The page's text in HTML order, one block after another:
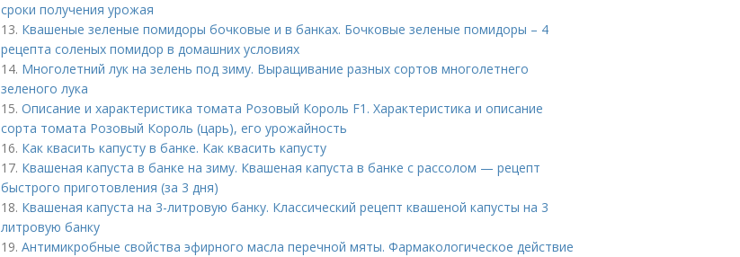
сроки получения урожая
13. Квашеные зеленые помидоры бочковые и в банках. Бочковые зеленые помидоры – 4
рецепта соленых помидор в домашних условиях
14. Многолетний лук на зелень под зиму. Выращивание разных сортов многолетнего
зеленого лука
15. Описание и характеристика томата Розовый Король F1. Характеристика и описание
сорта томата Розовый Король (царь), его урожайность
16. Как квасить капусту в банке. Как квасить капусту
17. Квашеная капуста в банке на зиму. Квашеная капуста в банке с рассолом — рецепт
быстрого приготовления (за 3 дня)
18. Квашеная капуста на 3-литровую банку. Классический рецепт квашеной капусты на 3
литровую банку
19. Антимикробные свойства эфирного масла перечной мяты. Фармакологическое действие